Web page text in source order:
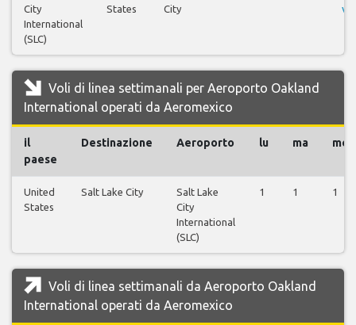
City
International
(SLC)
States
City
Voli di linea settimanali per Aeroporto Oakland
International operati da Aeromexico
il
paese
Destinazione Aeroporto lu ma me
United
States
Salt Lake City
Salt Lake
City
International
(SLC)
1 1 1
Voli di linea settimanali da Aeroporto Oakland
International operati da Aeromexico